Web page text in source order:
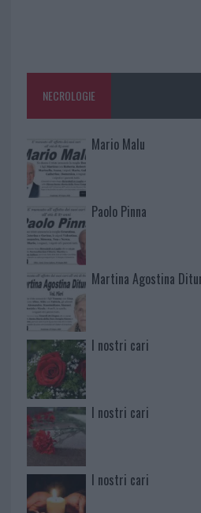
NECROLOGIE
Mario Malu
Paolo Pinna
Martina Agostina
I nostri cari
I nostri cari
I nostri cari